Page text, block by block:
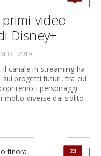
video
Disney+
2019
il canale in streaming ha
progetti futuri, tra cui
i personaggi
molto diverse dal solito.
23